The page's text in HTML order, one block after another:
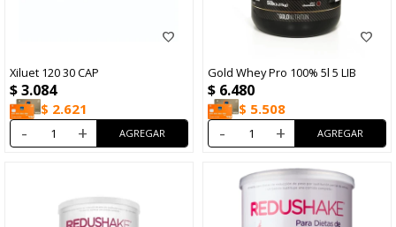
Xiluet 120 30 CAP
$3.084
$ 2.621
- +
Gold Whey Pro 100% 5l 5 LIB
$ 6.480
$ 5.508
- +